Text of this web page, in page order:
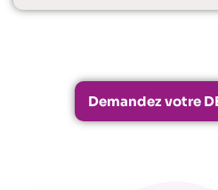
Demandez votre